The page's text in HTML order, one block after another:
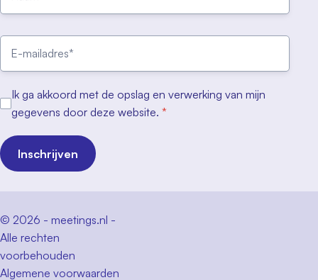
Ik ga akkoord met de opslag en verwerking van mijn
gegevens door deze website. *
Inschrijven
© 2026 - meetings.nl -
Alle rechten
voorbehouden
Algemene voorwaarden